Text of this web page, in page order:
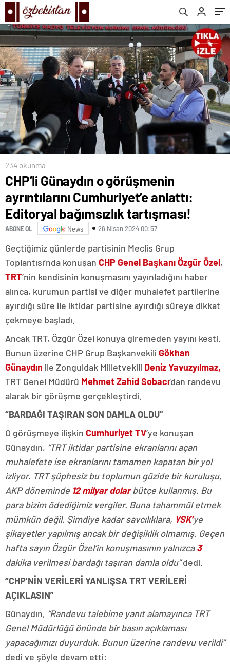
tartışması!
234 okunma
CHP’li Günaydın o görüşmenin
ayrıntılarını Cumhuriyet’e anlattı:
Editoryal bağımsızlık tartışması!
ABONE OL News 26 Nisan 2024 00:57
Geçtiğimiz günlerde partisinin Meclis Grup
Toplantısı’nda konuşan CHP Genel Başkanı Özgür Özel,
TRT’nin kendisinin konuşmasını yayınladığını haber
alınca, kurumun partisi ve diğer muhalefet partilerine
ayırdığı süre ile iktidar partisine ayırdığı süreye dikkat
çekmeye başladı.
Ancak TRT, Özgür Özel konuya giremeden yayını kesti.
Bunun üzerine CHP Grup Başkanvekili Gökhan
Günaydın ile Zonguldak Milletvekili Deniz Yavuzyılmaz,
TRT Genel Müdürü Mehmet Zahid Sobacı‘dan randevu
alarak bir görüşme gerçekleştirdi.
“BARDAĞI TAŞIRAN SON DAMLA OLDU”
O görüşmeye ilişkin Cumhuriyet TV’ye konuşan
Günaydın, “TRT iktidar partisine ekranlarını açan
muhalefete ise ekranlarını tamamen kapatan bir yol
izliyor. TRT şüphesiz bu toplumun güzide bir kuruluşu,
AKP döneminde 12 milyar dolarbütçe kullanmış. Bu
para bizim ödediğimiz vergiler. Buna tahammül etmek
mümkün değil. Şimdiye kadar savcılıklara, YSK’ye
şikayetler yapılmış ancak bir değişiklik olmamış. Geçen
hafta sayın Özgür Özel’in konuşmasının yalnızca3
dakika verilmesi bardağı taşıran damla oldu”dedi.
“CHP’NİN VERİLERİ YANLIŞSA TRT VERİLERİ
AÇIKLASIN”
Günaydın, “Randevu talebime yanıt alamayınca TRT
Genel Müdürlüğü önünde bir basın açıklaması
yapacağımızı duyurduk. Bunun üzerine randevu verildi”
dedi ve şöyle devam etti: